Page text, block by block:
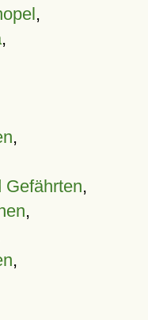
,
,
,
Gefährten,
,
,